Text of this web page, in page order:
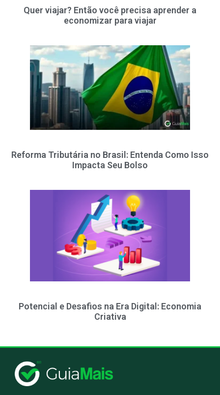
Quer viajar? Então você precisa aprender a
economizar para viajar
Reforma Tributária no Brasil: Entenda Como Isso
Impacta Seu Bolso
Potencial e Desafios na Era Digital: Economia
Criativa